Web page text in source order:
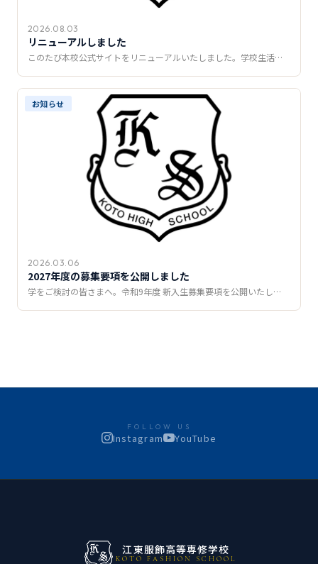
2026.08.03
リニューアルしました
このたび本校公式サイトをリニューアルいたしました。学校生活…
お知らせ
2026.03.06
2027年度の募集要項を公開しました
学をご検討の皆さまへ。令和9年度 新入生募集要項を公開いたし…
FOLLOW US
Instagram YouTube
江東服飾高等専修学校
KOTO FASHION SCHOOL